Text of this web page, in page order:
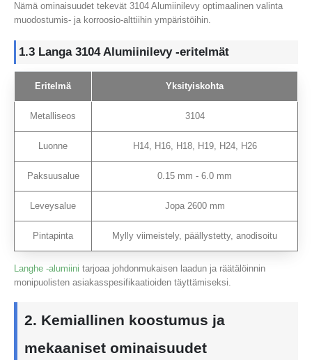
Nämä ominaisuudet tekevät 3104 Alumiinilevy optimaalinen valinta
muodostumis- ja korroosio-alttiihin ympäristöihin.
1.3 Langa 3104 Alumiinilevy -eritelmät
Eritelmä Yksityiskohta
Metalliseos 3104
Luonne H14, H16, H18, H19, H24, H26
Paksuusalue 0.15 mm - 6.0 mm
Leveysalue Jopa 2600 mm
Pintapinta Mylly viimeistely, päällystetty, anodisoitu
Langhe -alumiini tarjoaa johdonmukaisen laadun ja räätälöinnin
monipuolisten asiakasspesifikaatioiden täyttämiseksi.
2. Kemiallinen koostumus ja
mekaaniset ominaisuudet